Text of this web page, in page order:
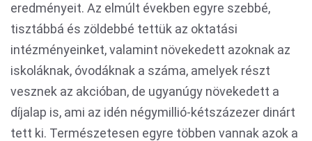
eredményeit. Az elmúlt években egyre szebbé,
tisztábbá és zöldebbé tettük az oktatási
intézményeinket, valamint növekedett azoknak az
iskoláknak, óvodáknak a száma, amelyek részt
vesznek az akcióban, de ugyanúgy növekedett a
díjalap is, ami az idén négymillió-kétszázezer dinárt
tett ki. Természetesen egyre többen vannak azok a